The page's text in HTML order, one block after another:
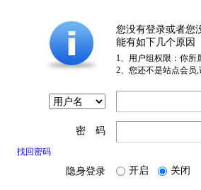
您没有登录或者您
能有如下几个原因
1、用户组权限：你所
2、您还不是站点会员
密 码
找回密码
隐身登录 开启 关闭